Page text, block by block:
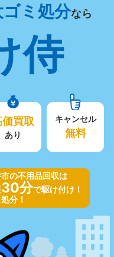
ミ処分なら
侍
買取
あり
キャンセル
無料
の不用品回収は
30分で駆け付け！
分！